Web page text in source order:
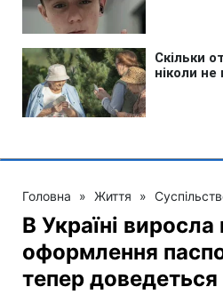
Головна » Життя »
В Україні виросла
оформлення
тепер доведеться